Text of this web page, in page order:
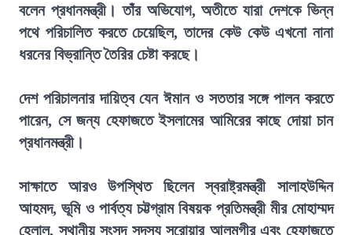
বলেন প্রধানমন্ত্রী। তাঁর অভিযোগ, অতীতে যারা দেশকে ভিন্ন
পথে পরিচালিত করতে চেয়েছিল, তাদের কেউ কেউ এখনো নানা
ধরনের বিভ্রান্তি তৈরির চেষ্টা করছে।
দেশ পরিচালনার দায়িত্ব যেন ঈমান ও সততার সঙ্গে পালন করতে
পারেন, সে জন্য হেফাজতে ইসলামের আমিরের কাছে দোয়া চান
প্রধানমন্ত্রী।
সাক্ষাতে আরও উপস্থিত ছিলেন স্বরাষ্ট্রমন্ত্রী সালাহউদ্দিন
আহমদ, ভূমি ও পার্বত্য চট্টগ্রাম বিষয়ক প্রতিমন্ত্রী মীর মোহাম্মদ
হেলাল, স্থানীয় সংসদ সদস্য সরোয়ার আলমগীর এবং হেফাজতে